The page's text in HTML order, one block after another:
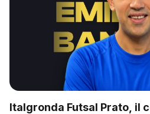
Italgronda Futsal Prato, il